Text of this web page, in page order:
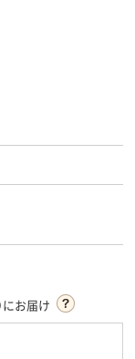
にお届け